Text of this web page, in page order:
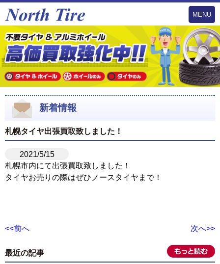
MENU
新着情報
札幌タイヤ出張買取致しました！
2021/5/15
札幌市内にて出張買取致しました！
タイヤお売りの際はぜひノースタイヤまで！
<<前へ 次へ>>
最近の記事